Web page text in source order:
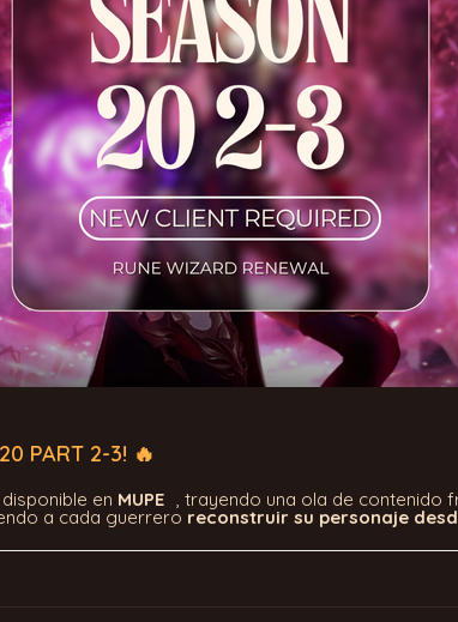
PART 2-3! 🔥
en MUPE , trayendo una ola de contenido
a cada guerrero reconstruir su personaje